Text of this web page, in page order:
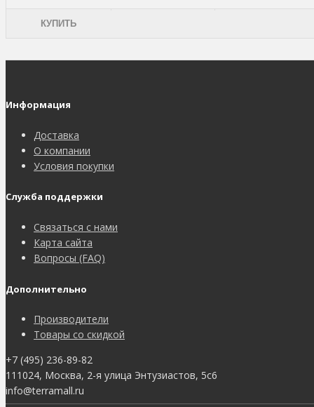
КУПИТЬ
Информация
Доставка
О компании
Условия покупки
Служба поддержки
Связаться с нами
Карта сайта
Вопросы (FAQ)
Дополнительно
Производители
Товары со скидкой
+7 (495) 236-89-82
111024, Москва, 2-я улица Энтузиастов, 5с6
info@terramall.ru